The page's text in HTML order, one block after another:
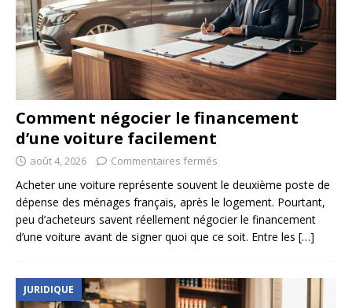
Comment négocier le financement
d’une voiture facilement
août 4, 2026 Commentaires fermés
Acheter une voiture représente souvent le deuxième poste de
dépense des ménages français, après le logement. Pourtant,
peu d’acheteurs savent réellement négocier le financement
d’une voiture avant de signer quoi que ce soit. Entre les […]
JURIDIQUE